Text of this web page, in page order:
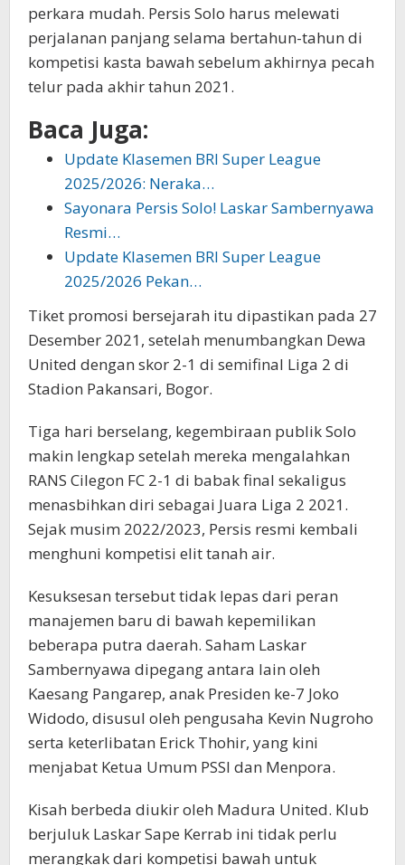
perkara mudah. Persis Solo harus melewati
perjalanan panjang selama bertahun-tahun di
kompetisi kasta bawah sebelum akhirnya pecah
telur pada akhir tahun 2021.
Baca Juga:
Update Klasemen BRI Super League
2025/2026: Neraka…
Sayonara Persis Solo! Laskar Sambernyawa
Resmi…
Update Klasemen BRI Super League
2025/2026 Pekan…
Tiket promosi bersejarah itu dipastikan pada 27
Desember 2021, setelah menumbangkan Dewa
United dengan skor 2-1 di semifinal Liga 2 di
Stadion Pakansari, Bogor.
Tiga hari berselang, kegembiraan publik Solo
makin lengkap setelah mereka mengalahkan
RANS Cilegon FC 2-1 di babak final sekaligus
menasbihkan diri sebagai Juara Liga 2 2021.
Sejak musim 2022/2023, Persis resmi kembali
menghuni kompetisi elit tanah air.
Kesuksesan tersebut tidak lepas dari peran
manajemen baru di bawah kepemilikan
beberapa putra daerah. Saham Laskar
Sambernyawa dipegang antara lain oleh
Kaesang Pangarep, anak Presiden ke-7 Joko
Widodo, disusul oleh pengusaha Kevin Nugroho
serta keterlibatan Erick Thohir, yang kini
menjabat Ketua Umum PSSI dan Menpora.
Kisah berbeda diukir oleh Madura United. Klub
berjuluk Laskar Sape Kerrab ini tidak perlu
merangkak dari kompetisi bawah untuk